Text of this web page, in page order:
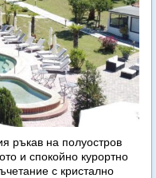
ръкав на полуостров
и спокойно курортно
с кристално